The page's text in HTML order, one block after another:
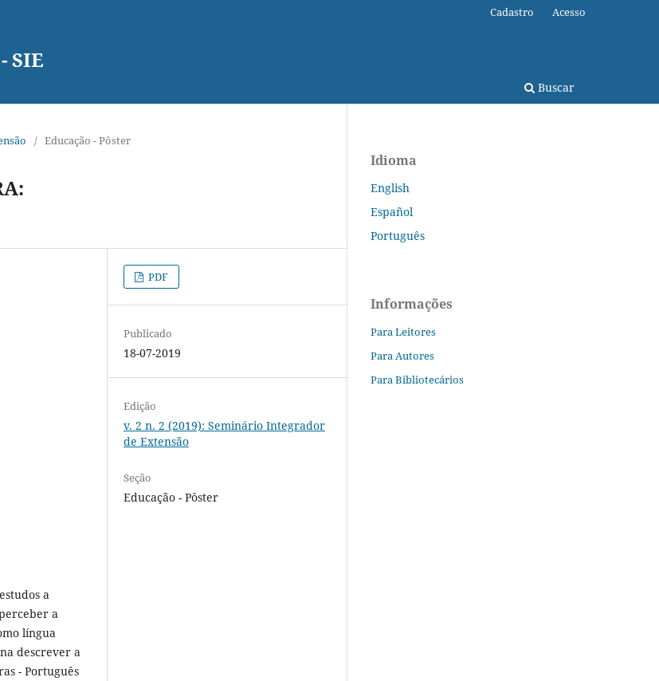
SIE
Buscar
Cadastro Acesso
/ Educação - Pôster
a
a
língua
descrever a
- Português
PDF
Publicado
18-07-2019
Edição
v. 2 n. 2 (2019): Seminário Integrador
de Extensão
Seção
Educação - Pôster
Idioma
English
Español
Português
Informações
Para Leitores
Para Autores
Para Bibliotecários